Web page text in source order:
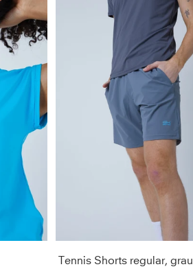
Tennis Shorts regular, grau